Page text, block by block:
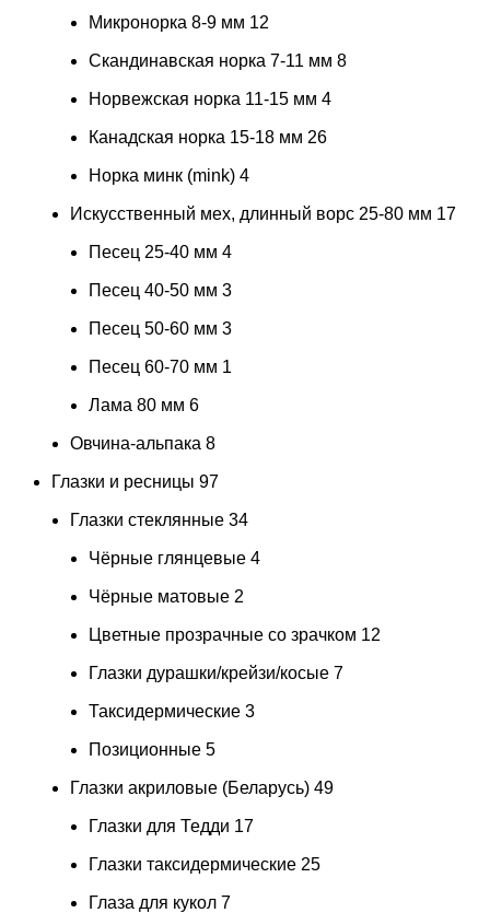
Микронорка 8-9 мм 12
Скандинавская норка 7-11 мм 8
Норвежская норка 11-15 мм 4
Канадская норка 15-18 мм 26
Норка минк (mink) 4
Искусственный мех, длинный ворс 25-80 мм 17
Песец 25-40 мм 4
Песец 40-50 мм 3
Песец 50-60 мм 3
Песец 60-70 мм 1
Лама 80 мм 6
Овчина-альпака 8
Глазки и ресницы 97
Глазки стеклянные 34
Чёрные глянцевые 4
Чёрные матовые 2
Цветные прозрачные со зрачком 12
Глазки дурашки/крейзи/косые 7
Таксидермические 3
Позиционные 5
Глазки акриловые (Беларусь) 49
Глазки для Тедди 17
Глазки таксидермические 25
Глаза для кукол 7